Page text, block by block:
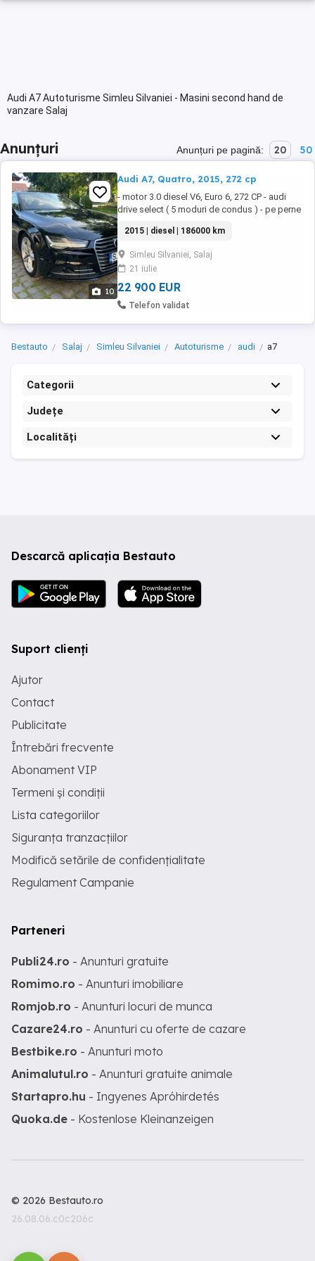
Audi A7 Autoturisme Simleu Silvaniei - Masini second hand de
vanzare Salaj
Anunțuri Anunțuri pe pagină: 20 50
10
Audi A7, Quatro, 2015, 272 cp
- motor 3.0 diesel V6, Euro 6, 272 CP - audi
drive select ( 5 moduri de condus ) - pe perne
less go - line assist - side assist - distronic
plus - functie recunoasterea semnelor de
circulatie - oglinzi electrice incalzite - oglinzi
pliabile electric - navigatie ...
2015 | diesel | 186000 km
Simleu Silvaniei, Salaj
21 iulie
22 900 EUR
Telefon validat
Bestauto Salaj Simleu Silvaniei Autoturisme audi a7
Categorii
Județe
Localități
Descarcă aplicația Bestauto
Suport clienți
Ajutor
Contact
Publicitate
Întrebări frecvente
Abonament VIP
Termeni și condiții
Lista categoriilor
Siguranța tranzacțiilor
Modifică setările de confidențialitate
Regulament Campanie
Parteneri
Publi24.ro - Anunturi gratuite
Romimo.ro - Anunturi imobiliare
Romjob.ro - Anunturi locuri de munca
Cazare24.ro - Anunturi cu oferte de cazare
Bestbike.ro - Anunturi moto
Animalutul.ro - Anunturi gratuite animale
Startapro.hu - Ingyenes Apróhirdetés
Quoka.de - Kostenlose Kleinanzeigen
© 2026 Bestauto.ro
26.08.06.c0c206c